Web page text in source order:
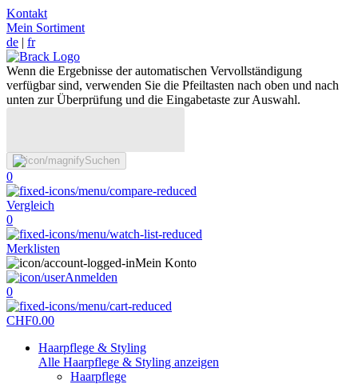
Kontakt
Mein Sortiment
de | fr
Wenn die Ergebnisse der automatischen Vervollständigung
verfügbar sind, verwenden Sie die Pfeiltasten nach oben und nach
unten zur Überprüfung und die Eingabetaste zur Auswahl.
Suchen
0
Vergleich
0
Merklisten
Mein Konto
Anmelden
0
CHF0.00
Haarpflege & Styling
Alle Haarpflege & Styling anzeigen
Haarpflege